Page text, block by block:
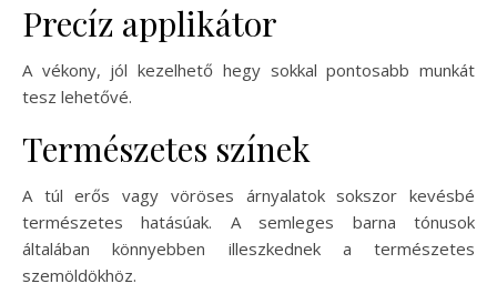
Precíz applikátor
A vékony, jól kezelhető hegy sokkal pontosabb munkát
tesz lehetővé.
Természetes színek
A túl erős vagy vöröses árnyalatok sokszor kevésbé
természetes hatásúak. A semleges barna tónusok
általában könnyebben illeszkednek a természetes
szemöldökhöz.